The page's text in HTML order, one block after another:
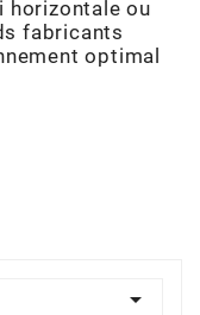
horizontale ou
fabricants
optimal
